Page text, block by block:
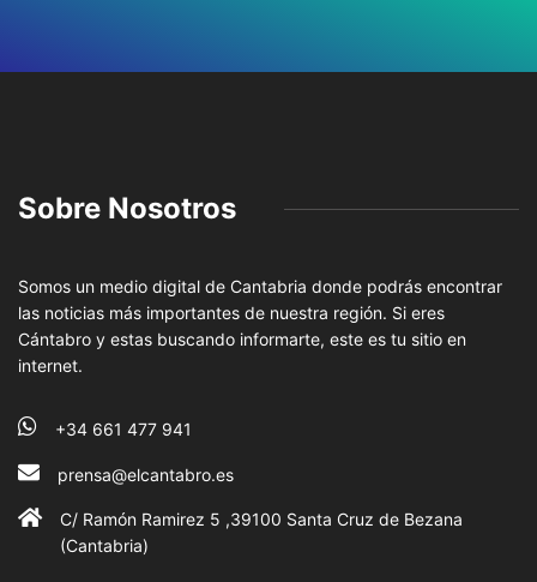
Sobre Nosotros
Somos un medio digital de Cantabria donde podrás encontrar
las noticias más importantes de nuestra región. Si eres
Cántabro y estas buscando informarte, este es tu sitio en
internet.
+34 661 477 941
prensa@elcantabro.es
C/ Ramón Ramirez 5 ,39100 Santa Cruz de Bezana
(Cantabria)